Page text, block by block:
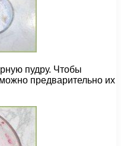
пудру. Чтобы
предварительно их